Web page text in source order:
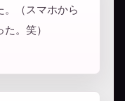
。（スマホから
。笑）